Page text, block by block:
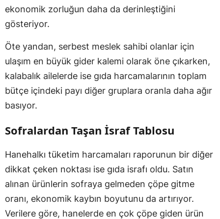
ekonomik zorluğun daha da derinleştiğini
gösteriyor.
Öte yandan, serbest meslek sahibi olanlar için
ulaşım en büyük gider kalemi olarak öne çıkarken,
kalabalık ailelerde ise gıda harcamalarının toplam
bütçe içindeki payı diğer gruplara oranla daha ağır
basıyor.
Sofralardan Taşan İsraf Tablosu
Hanehalkı tüketim harcamaları raporunun bir diğer
dikkat çeken noktası ise gıda israfı oldu. Satın
alınan ürünlerin sofraya gelmeden çöpe gitme
oranı, ekonomik kaybın boyutunu da artırıyor.
Verilere göre, hanelerde en çok çöpe giden ürün